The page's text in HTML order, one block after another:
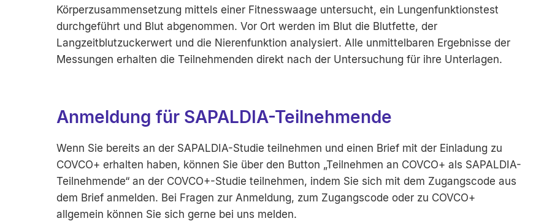
Körperzusammensetzung mittels einer Fitnesswaage untersucht, ein Lungenfunktionstest
durchgeführt und Blut abgenommen. Vor Ort werden im Blut die Blutfette, der
Langzeitblutzuckerwert und die Nierenfunktion analysiert. Alle unmittelbaren Ergebnisse der
Messungen erhalten die Teilnehmenden direkt nach der Untersuchung für ihre Unterlagen.
Anmeldung für SAPALDIA-Teilnehmende
Wenn Sie bereits an der SAPALDIA-Studie teilnehmen und einen Brief mit der Einladung zu
COVCO+ erhalten haben, können Sie über den Button „Teilnehmen an COVCO+ als SAPALDIA-
Teilnehmende“ an der COVCO+-Studie teilnehmen, indem Sie sich mit dem Zugangscode aus
dem Brief anmelden. Bei Fragen zur Anmeldung, zum Zugangscode oder zu COVCO+
allgemein können Sie sich gerne bei uns melden.